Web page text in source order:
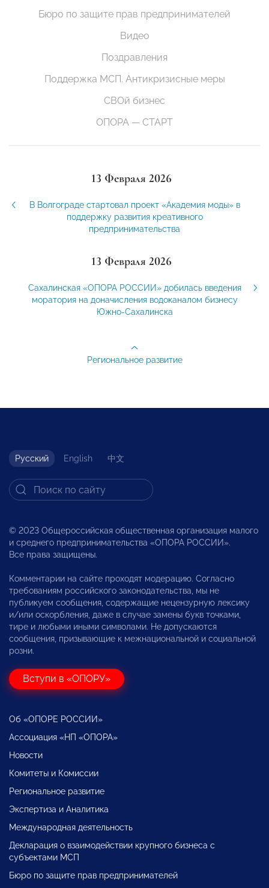
Бюро по защите прав предпринимателей
Видео
Поздравления
Поддержка МСП. Антикризисные меры
СВОй бизнес
ОПОРА — СТАРТ
13 Февраля 2026
В Волгограде стартовал проект «Академия моды» в
поддержку развития креативного
предпринимательства
13 Февраля 2026
Сахалинская «ОПОРА РОССИИ» добилась введения
моратория на доначисления водоканалом бизнесу
Южно-Сахалинска
Региональное развитие
Русский English 中文
© 2023 Общероссийская общественная организация малого
и среднего предпринимательства «ОПОРА РОССИИ».
Все права защищены.
Комментарии на сайте проходят модерацию. Согласно
требованиям российского законодательства, мы не
публикуем сообщения, содержащие нецензурную лексику
и/или оскорбления, даже в случае замены букв точками,
тире и любыми иными символами. Не допускаются
сообщения, призывающие к межнациональной и социальной
розни.
Вступи в «ОПОРУ»
Об «ОПОРЕ РОССИИ»
Ассоциация «НП «ОПОРА»
Новости
Комитеты и Комиссии
Региональное развитие
Экспертиза и Аналитика
Международная деятельность
Декларация о взаимодействии крупного бизнеса с
субъектами МСП
Бюро по защите прав предпринимателей